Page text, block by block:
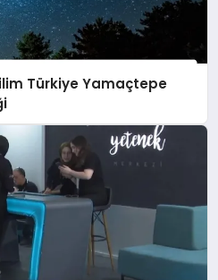
Türkiye Yamaçtepe